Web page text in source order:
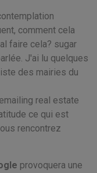
comment cela
faire cela? sugar
J'ai lu quelques
des mairies du
real estate
ce qui est
rencontrez
provoquera une